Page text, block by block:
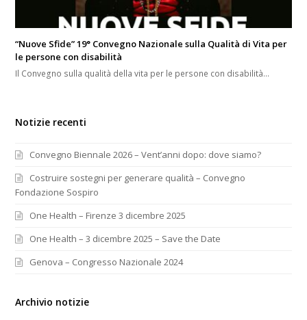
“Nuove Sfide” 19° Convegno Nazionale sulla Qualità di Vita per
le persone con disabilità
Il Convegno sulla qualità della vita per le persone con disabilità…
Notizie recenti
Convegno Biennale 2026 – Vent’anni dopo: dove siamo?
Costruire sostegni per generare qualità – Convegno
Fondazione Sospiro
One Health – Firenze 3 dicembre 2025
One Health – 3 dicembre 2025 – Save the Date
Genova – Congresso Nazionale 2024
Archivio notizie